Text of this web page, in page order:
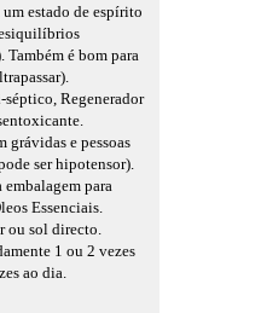
um estado de espírito
é bom para
séptico, Regenerador
grávidas e pessoas
ser hipotensor).
embalagem para
Essenciais.
ou sol directo.
1 ou 2 vezes
ao dia.